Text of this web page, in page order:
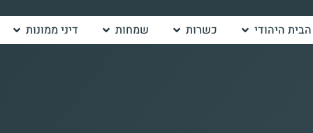
הבית היהודי כשרות שמחות דיני ממונות